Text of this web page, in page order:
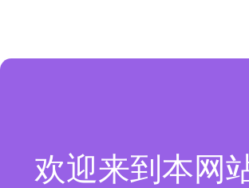
欢迎来到本网